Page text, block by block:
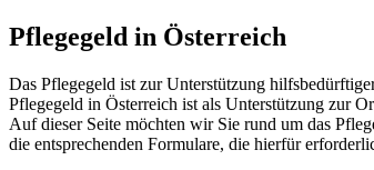
Pflegegeld in Österreich
Das Pflegegeld ist zur Unterstützung
Pflegegeld in Österreich ist als Unterstützung zur
Auf dieser Seite möchten wir Sie rund um das
die entsprechenden Formulare, die hierfür